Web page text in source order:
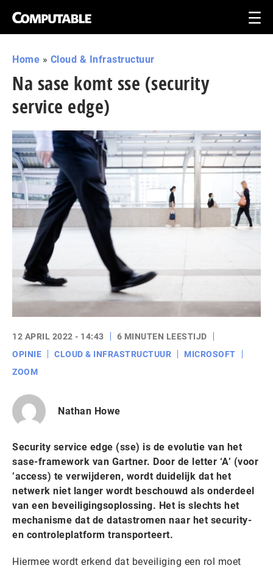
Home » Cloud & Infrastructuur
Na sase komt sse (security
service edge)
12 APRIL 2022 - 14:43
6 MINUTEN LEESTIJD
OPINIE
CLOUD & INFRASTRUCTUUR
MICROSOFT
ZOOM
Nathan Howe
Security service edge (sse) is de evolutie van het
sase-framework van Gartner. Door de letter ‘A’ (voor
’access) te verwijderen, wordt duidelijk dat het
netwerk niet langer wordt beschouwd als onderdeel
van een beveiligingsoplossing. Het is slechts het
mechanisme dat de datastromen naar het security-
en controleplatform transporteert.
Hiermee wordt erkend dat beveiliging een rol moet